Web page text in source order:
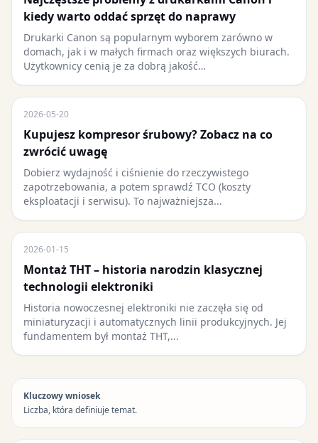
kiedy warto oddać sprzęt do naprawy
Drukarki Canon są popularnym wyborem zarówno w
domach, jak i w małych firmach oraz większych biurach.
Użytkownicy cenią je za dobrą jakość…
2026-05-20
Kupujesz kompresor śrubowy? Zobacz na co
zwrócić uwagę
Dobierz wydajność i ciśnienie do rzeczywistego
zapotrzebowania, a potem sprawdź TCO (koszty
eksploatacji i serwisu). To najważniejsza...
2026-01-15
Montaż THT – historia narodzin klasycznej
technologii elektroniki
Historia nowoczesnej elektroniki nie zaczęła się od
miniaturyzacji i automatycznych linii produkcyjnych. Jej
fundamentem był montaż THT,...
Kluczowy wniosek
Liczba, która definiuje temat.